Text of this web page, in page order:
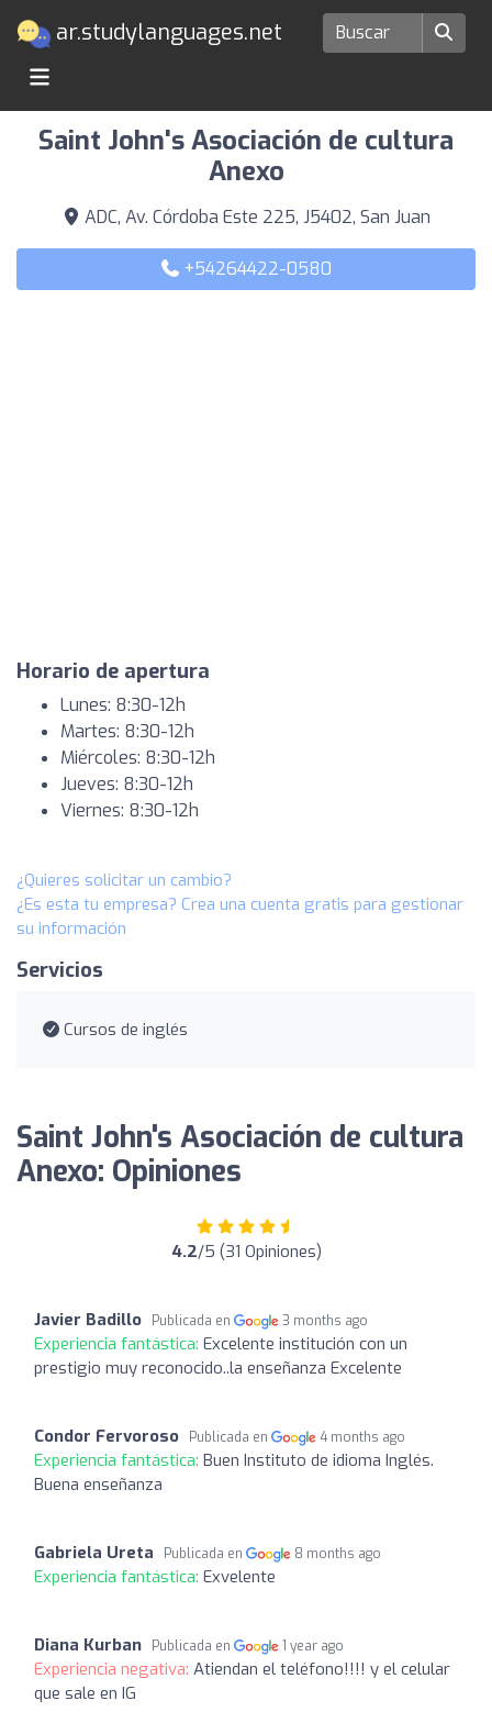
ar.studylanguages.net
Saint John's Asociación de cultura
Anexo
ADC, Av. Córdoba Este 225, J5402, San Juan
+54264422-0580
Horario de apertura
Lunes: 8:30-12h
Martes: 8:30-12h
Miércoles: 8:30-12h
Jueves: 8:30-12h
Viernes: 8:30-12h
¿Quieres solicitar un cambio?
¿Es esta tu empresa? Crea una cuenta gratis para gestionar
su información
Servicios
Cursos de inglés
Saint John's Asociación de cultura
Anexo: Opiniones
4.2/5 (31 Opiniones)
Javier Badillo Publicada en 3 months ago
Experiencia fantástica: Excelente institución con un
prestigio muy reconocido..la enseñanza Excelente
Condor Fervoroso Publicada en 4 months ago
Experiencia fantástica: Buen Instituto de idioma Inglés.
Buena enseñanza
Gabriela Ureta Publicada en 8 months ago
Experiencia fantástica: Exvelente
Diana Kurban Publicada en 1 year ago
Experiencia negativa: Atiendan el teléfono!!!! y el celular
que sale en IG